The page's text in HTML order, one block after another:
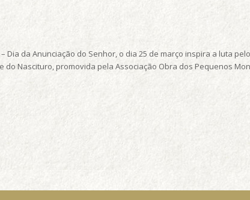
Dia da Anunciação do Senhor, o dia 25 de março inspira a luta
Nascituro, promovida pela Associação Obra dos Pequenos